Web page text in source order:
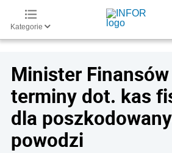
Kategorie
Minister Finansów
terminy dot. kas
dla
powodzi